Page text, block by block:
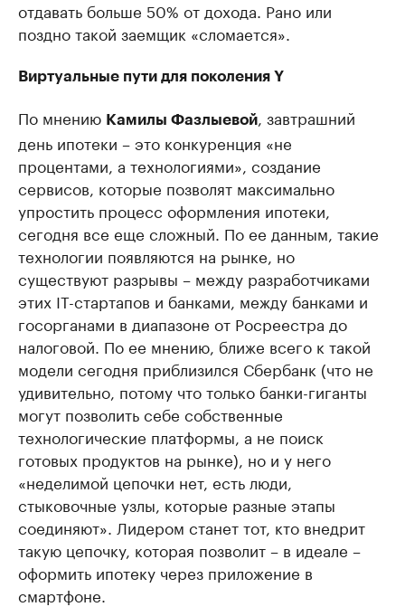
отдавать больше 50% от дохода. Рано или
поздно такой заемщик «сломается».
Виртуальные пути для поколения Y
По мнению Камилы Фазлыевой , завтрашний
день ипотеки – это конкуренция «не
процентами, а технологиями», создание
сервисов, которые позволят максимально
упростить процесс оформления ипотеки,
сегодня все еще сложный. По ее данным, такие
технологии появляются на рынке, но
существуют разрывы – между разработчиками
этих IT-стартапов и банками, между банками и
госорганами в диапазоне от Росреестра до
налоговой. По ее мнению, ближе всего к такой
модели сегодня приблизился Сбербанк (что не
удивительно, потому что только банки-гиганты
могут позволить себе собственные
технологические платформы, а не поиск
готовых продуктов на рынке), но и у него
«неделимой цепочки нет, есть люди,
стыковочные узлы, которые разные этапы
соединяют». Лидером станет тот, кто внедрит
такую цепочку, которая позволит – в идеале –
оформить ипотеку через приложение в
смартфоне.